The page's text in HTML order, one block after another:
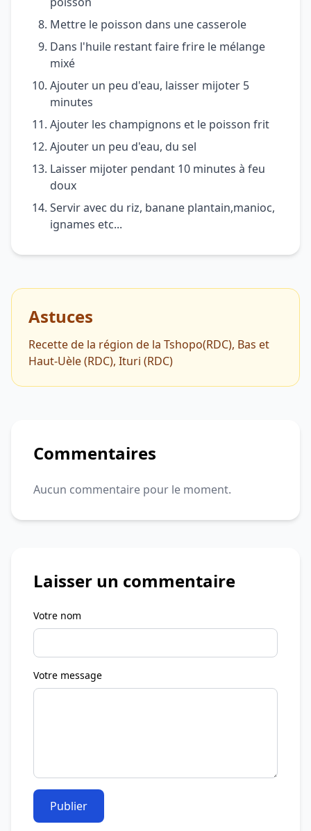
Mettre le poisson dans une casserole
Dans l'huile restant faire frire le mélange
mixé
Ajouter un peu d'eau, laisser mijoter 5
minutes
Ajouter les champignons et le poisson frit
Ajouter un peu d'eau, du sel
Laisser mijoter pendant 10 minutes à feu
doux
Servir avec du riz, banane plantain,manioc,
ignames etc...
Astuces
Recette de la région de la Tshopo(RDC), Bas et
Haut-Uèle (RDC), Ituri (RDC)
Commentaires
Aucun commentaire pour le moment.
Laisser un commentaire
Votre nom
Votre message
Publier